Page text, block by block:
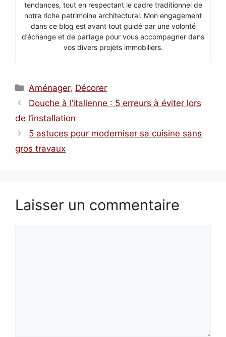
tendances, tout en respectant le cadre traditionnel de
notre riche patrimoine architectural. Mon engagement
dans ce blog est avant tout guidé par une volonté
d’échange et de partage pour vous accompagner dans
vos divers projets immobiliers.
Catégories
Aménager, Décorer
Douche à l’italienne : 5 erreurs à éviter lors
de l’installation
5 astuces pour moderniser sa cuisine sans
gros travaux
Laisser un commentaire